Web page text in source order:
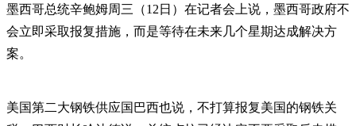
墨西哥总统辛鲍姆周三（12日）在记者会上说，墨西哥政府不
会立即采取报复措施，而是等待在未来几个星期达成解决方
案。
美国第二大钢铁供应国巴西也说，不打算报复美国的钢铁关